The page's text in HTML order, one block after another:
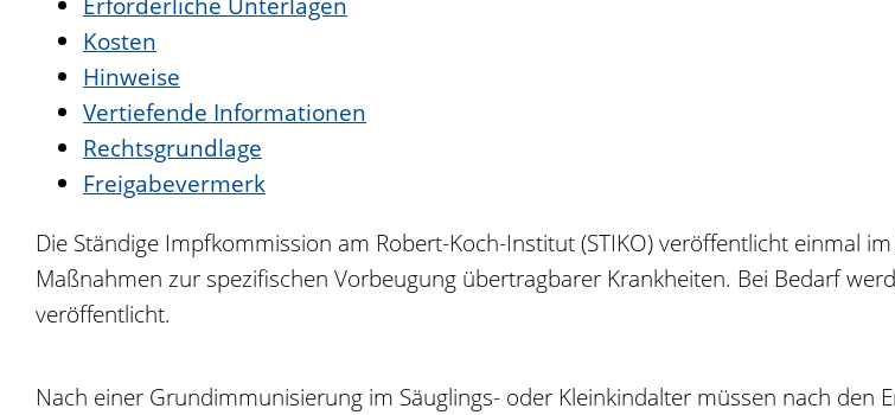
Kosten
Hinweise
Vertiefende Informationen
Rechtsgrundlage
Freigabevermerk
Die Ständige Impfkommission am Robert-Koch-Institut (STIKO) veröffentlicht einmal
Maßnahmen zur spezifischen Vorbeugung übertragbarer Krankheiten. Bei Bedarf
veröffentlicht.
Nach einer Grundimmunisierung im Säuglings- oder Kleinkindalter müssen nach den